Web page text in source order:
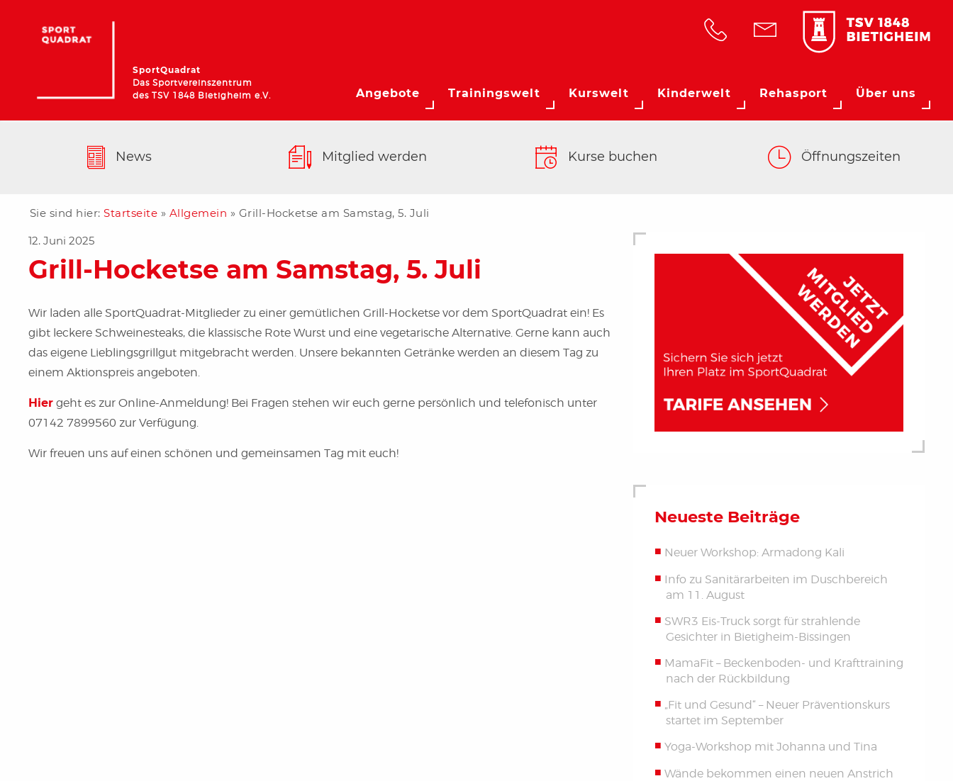
SportQuadrat
Das Sportvereinszentrum
des TSV 1848 Bietigheim e.V.
Angebote Trainingswelt Kurswelt Kinderwelt Rehasport Über uns
News Mitglied werden Kurse buchen Öffnungszeiten
Sie sind hier: Startseite » Allgemein » Grill-Hocketse am Samstag, 5. Juli
12. Juni 2025
Grill-Hocketse am Samstag, 5. Juli
Wir laden alle SportQuadrat-Mitglieder zu einer gemütlichen Grill-Hocketse vor dem SportQuadrat ein! Es
gibt leckere Schweinesteaks, die klassische Rote Wurst und eine vegetarische Alternative. Gerne kann auch
das eigene Lieblingsgrillgut mitgebracht werden. Unsere bekannten Getränke werden an diesem Tag zu
einem Aktionspreis angeboten.
Hiergeht es zur Online-Anmeldung! Bei Fragen stehen wir euch gerne persönlich und telefonisch unter
07142 7899560 zur Verfügung.
Wir freuen uns auf einen schönen und gemeinsamen Tag mit euch!
Neueste Beiträge
Neuer Workshop: Armadong Kali
Info zu Sanitärarbeiten im Duschbereich
am 11. August
SWR3 Eis-Truck sorgt für strahlende
Gesichter in Bietigheim-Bissingen
MamaFit – Beckenboden- und Krafttraining
nach der Rückbildung
„Fit und Gesund“ – Neuer Präventionskurs
startet im September
Yoga-Workshop mit Johanna und Tina
Wände bekommen einen neuen Anstrich